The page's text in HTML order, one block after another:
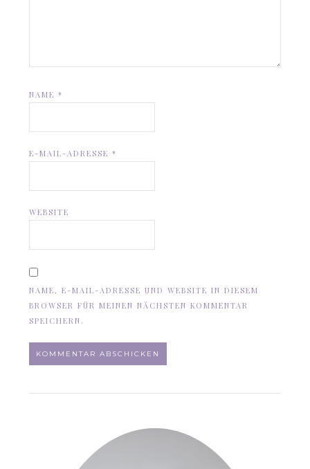
NAME*
E-MAIL-ADRESSE*
WEBSITE
NAME, E-MAIL-ADRESSE UND WEBSITE IN DIESEM
BROWSER FÜR MEINEN NÄCHSTEN KOMMENTAR
SPEICHERN.